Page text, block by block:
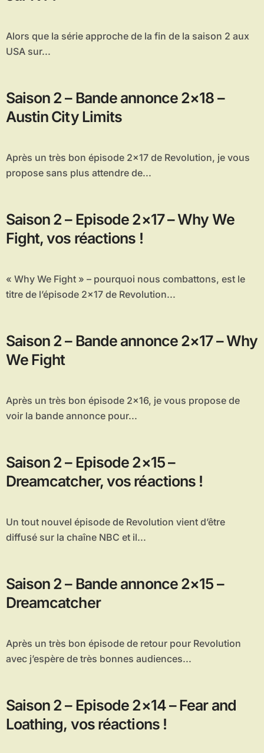
Alors que la série approche de la fin de la saison 2 aux
USA sur...
Saison 2 – Bande annonce 2×18 –
Austin City Limits
Après un très bon épisode 2×17 de Revolution, je vous
propose sans plus attendre de...
Saison 2 – Episode 2×17 – Why We
Fight, vos réactions !
« Why We Fight » – pourquoi nous combattons, est le
titre de l’épisode 2×17 de Revolution...
Saison 2 – Bande annonce 2×17 – Why
We Fight
Après un très bon épisode 2×16, je vous propose de
voir la bande annonce pour...
Saison 2 – Episode 2×15 –
Dreamcatcher, vos réactions !
Un tout nouvel épisode de Revolution vient d’être
diffusé sur la chaîne NBC et il...
Saison 2 – Bande annonce 2×15 –
Dreamcatcher
Après un très bon épisode de retour pour Revolution
avec j’espère de très bonnes audiences...
Saison 2 – Episode 2×14 – Fear and
Loathing, vos réactions !